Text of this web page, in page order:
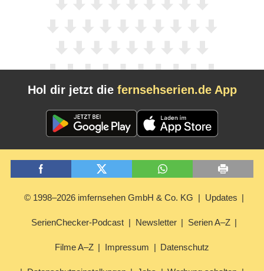
Hol dir jetzt die fernsehserien.de App
© 1998–2026 imfernsehen GmbH & Co. KG Updates
SerienChecker-Podcast Newsletter Serien A–Z
Filme A–Z Impressum Datenschutz